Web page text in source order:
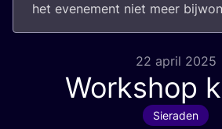
het eve­ne­ment niet meer
22 april 2025
Workshop
Sieraden